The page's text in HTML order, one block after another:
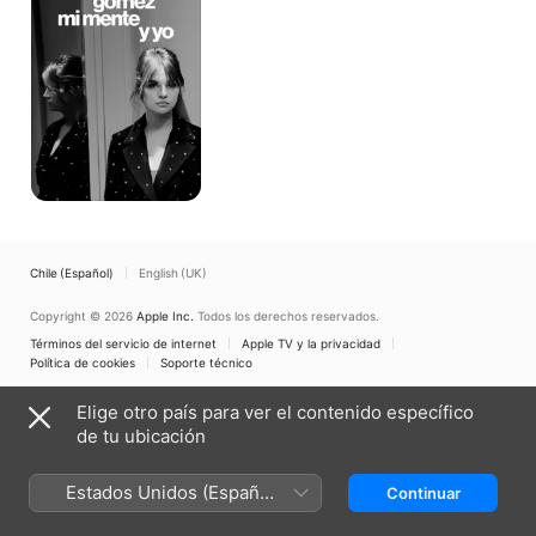
mente
Chile (Español) English (UK)
Copyright © 2026 Apple Inc. Todos los derechos reservados.
Términos del servicio de internet
Apple TV y la privacidad
Política de cookies
Soporte técnico
Elige otro país para ver el contenido específico
de tu ubicación
Estados Unidos (Español
México)
Continuar